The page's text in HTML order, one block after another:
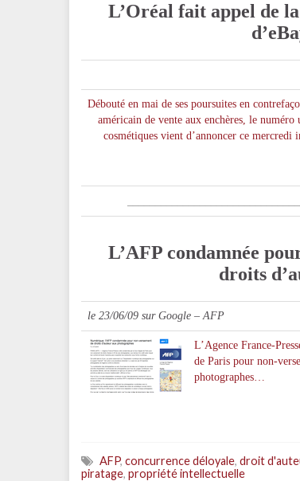
L’Oréal fait appel de
Débouté en mai de ses poursuites en
américain de vente aux enchères, le numéro
cosmétiques vient d’annoncer ce mercredi
L’AFP condamnée
droits
le 23/06/09 sur Google – AFP
L’Agence France-
de Paris pour non-
photographes…
AFP, concurrence déloyale, droit
piratage, propriété intellectuelle